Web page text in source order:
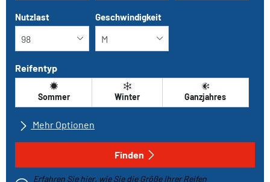
Nutzlast Geschwindigkeit
Reifentyp
Sommer Winter Ganzjahres
Mehr Optionen
Alle Marken
Finden
Erfahren Sie hier, wie Sie die Größe Ihrer Reifen